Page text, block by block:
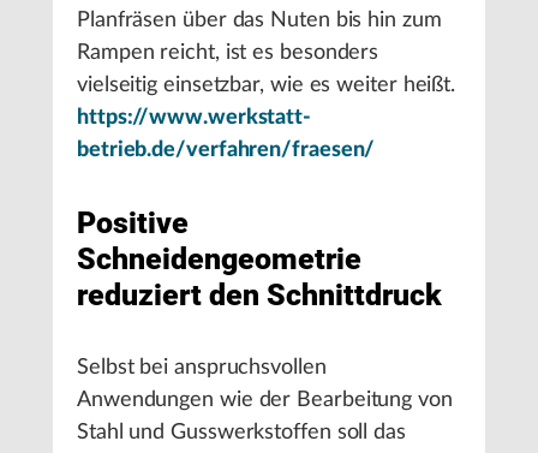
Planfräsen über das Nuten bis hin zum
Rampen reicht, ist es besonders
vielseitig einsetzbar, wie es weiter heißt.
https://www.werkstatt-
betrieb.de/verfahren/fraesen/
Positive
Schneidengeometrie
reduziert den Schnittdruck
Selbst bei anspruchsvollen
Anwendungen wie der Bearbeitung von
Stahl und Gusswerkstoffen soll das